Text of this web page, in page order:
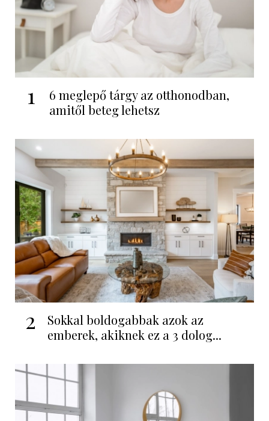
1
6 meglepő tárgy az otthonodban,
amitől beteg lehetsz
2
Sokkal boldogabbak azok az
emberek, akiknek ez a 3 dolog...